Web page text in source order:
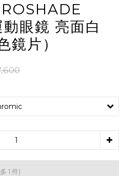
眼鏡 亮面白
鏡片）
1 件)